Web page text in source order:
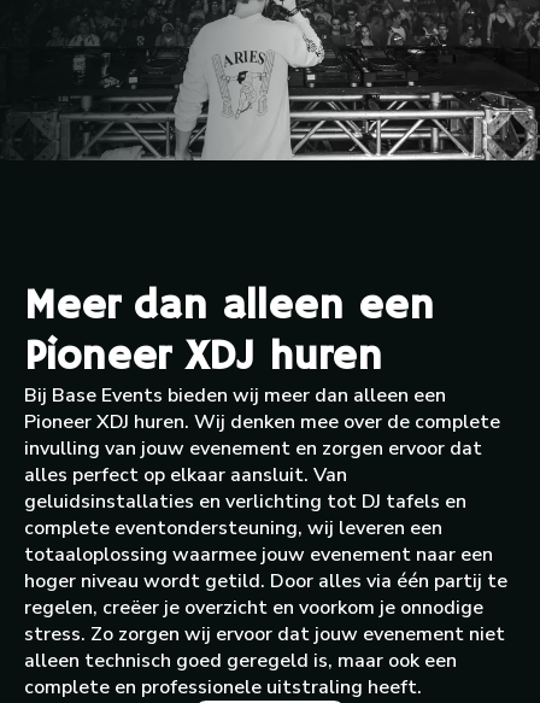
Meer dan alleen een
Pioneer XDJ huren
Bij Base Events bieden wij meer dan alleen een
Pioneer XDJ huren. Wij denken mee over de complete
invulling van jouw evenement en zorgen ervoor dat
alles perfect op elkaar aansluit. Van
geluidsinstallaties en verlichting tot DJ tafels en
complete eventondersteuning, wij leveren een
totaaloplossing waarmee jouw evenement naar een
hoger niveau wordt getild. Door alles via één partij te
regelen, creëer je overzicht en voorkom je onnodige
stress. Zo zorgen wij ervoor dat jouw evenement niet
alleen technisch goed geregeld is, maar ook een
complete en professionele uitstraling heeft.